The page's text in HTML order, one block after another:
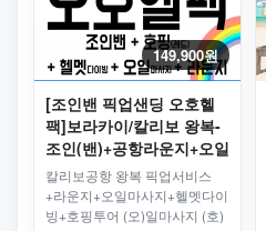
149,900원
[조인밴 픽업샌딩 오호헬
팩]보라카이/칼리보 왕복-
조인(밴)+공항라운지+오일
마사지+호핑투어+씨워킹
(헬멧다이빙)
칼리보공항 왕복 픽업서비스
+라운지+오일마사지+헬멧다이
빙+호핑투어 (오)일마사지 (호)